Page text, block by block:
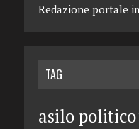
Redazione portale
TAG
asilo politico